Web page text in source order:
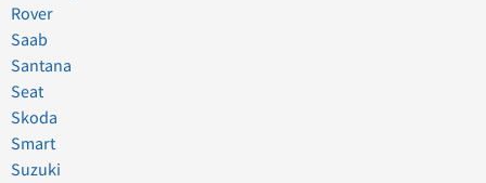
Rover
Saab
Santana
Seat
Skoda
Smart
Suzuki